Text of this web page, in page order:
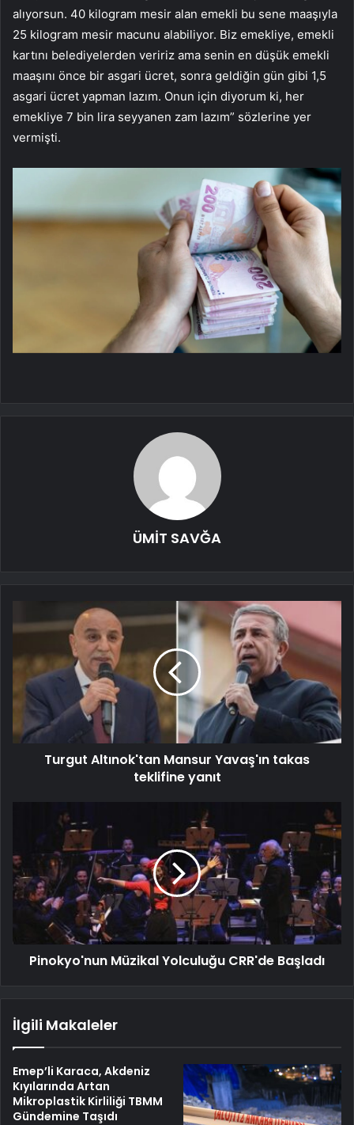
alıyorsun. 40 kilogram mesir alan emekli bu sene maaşıyla
25 kilogram mesir macunu alabiliyor. Biz emekliye, emekli
kartını belediyelerden veririz ama senin en düşük emekli
maaşını önce bir asgari ücret, sonra geldiğin gün gibi 1,5
asgari ücret yapman lazım. Onun için diyorum ki, her
emekliye 7 bin lira seyyanen zam lazım” sözlerine yer
vermişti.
ÜMİT SAVĞA
Turgut Altınok'tan Mansur Yavaş'ın takas
teklifine yanıt
Pinokyo'nun Müzikal Yolculuğu CRR'de Başladı
İlgili Makaleler
Emep’li Karaca, Akdeniz
Kıyılarında Artan
Mikroplastik Kirliliği TBMM
Gündemine Taşıdı